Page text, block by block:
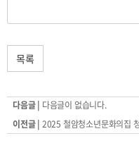
목록
다음글 | 다음글이 없습니다.
이전글 | 2025 철암청소년문화의집